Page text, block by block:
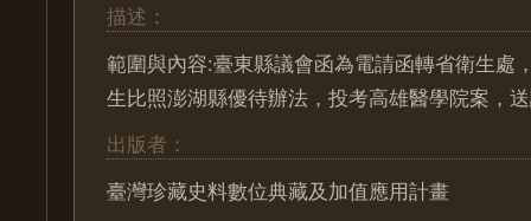
描述：
範圍與內容:臺東縣議會函為電請函轉省衛生處
生比照澎湖縣優待辦法，投考高雄醫學院案，
出版者：
臺灣珍藏史料數位典藏及加值應用計畫